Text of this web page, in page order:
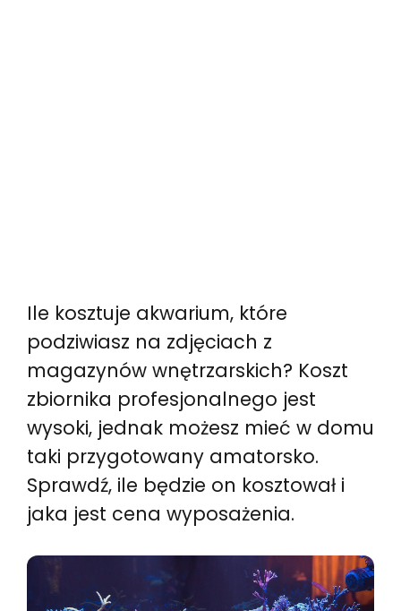
Ile kosztuje akwarium, które
podziwiasz na zdjęciach z
magazynów wnętrzarskich? Koszt
zbiornika profesjonalnego jest
wysoki, jednak możesz mieć w domu
taki przygotowany amatorsko.
Sprawdź, ile będzie on kosztował i
jaka jest cena wyposażenia.